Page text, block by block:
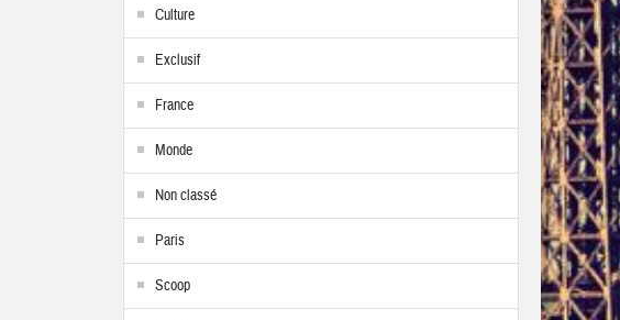
Culture
Exclusif
France
Monde
Non classé
Paris
Scoop